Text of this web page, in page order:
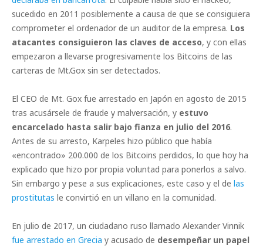
sucedido en 2011 posiblemente a causa de que se consiguiera
comprometer el ordenador de un auditor de la empresa. Los
atacantes consiguieron las claves de acceso, y con ellas
empezaron a llevarse progresivamente los Bitcoins de las
carteras de Mt.Gox sin ser detectados.
El CEO de Mt. Gox fue arrestado en Japón en agosto de 2015
tras acusársele de fraude y malversación, y estuvo
encarcelado hasta salir bajo fianza en julio del 2016.
Antes de su arresto, Karpeles hizo público que había
«encontrado» 200.000 de los Bitcoins perdidos, lo que hoy ha
explicado que hizo por propia voluntad para ponerlos a salvo.
Sin embargo y pese a sus explicaciones, este caso y el de las
prostitutas le convirtió en un villano en la comunidad.
En julio de 2017, un ciudadano ruso llamado Alexander Vinnik
fue arrestado en Grecia y acusado de desempeñar un papel